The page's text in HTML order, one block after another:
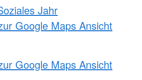
Jahr
Google Maps Ansicht
Google Maps Ansicht